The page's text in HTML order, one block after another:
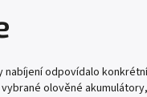
odpovídalo
olověné